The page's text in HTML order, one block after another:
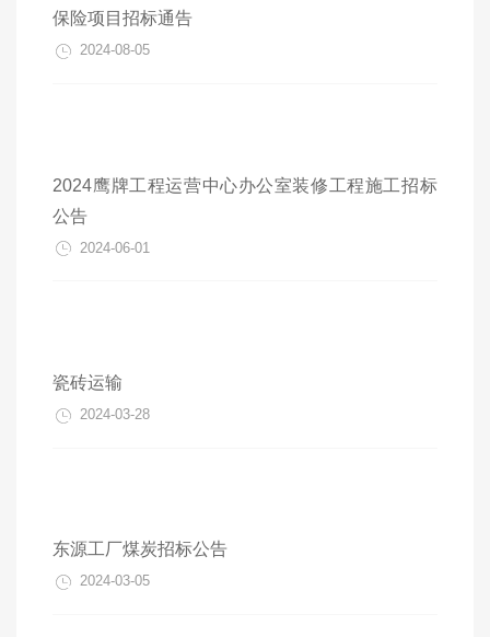
保险项目招标通告
2024-08-05
2024鹰牌工程运营中心办公室装修工程施工招标
公告
2024-06-01
瓷砖运输
2024-03-28
东源工厂煤炭招标公告
2024-03-05